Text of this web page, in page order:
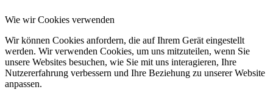
Wie wir Cookies verwenden
Wir können Cookies anfordern, die auf Ihrem Gerät eingestellt
werden. Wir verwenden Cookies, um uns mitzuteilen, wenn Sie
unsere Websites besuchen, wie Sie mit uns interagieren, Ihre
Nutzererfahrung verbessern und Ihre Beziehung zu unserer Website
anpassen.